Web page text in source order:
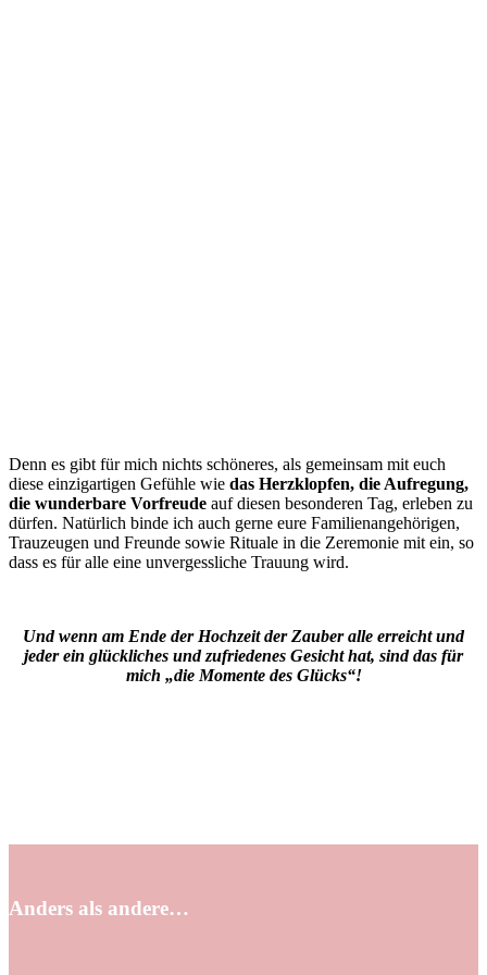
Denn es gibt für mich nichts schöneres, als gemeinsam mit euch
diese einzigartigen Gefühle wie das Herzklopfen, die Aufregung,
die wunderbare Vorfreude auf diesen besonderen Tag, erleben zu
dürfen. Natürlich binde ich auch gerne eure Familienangehörigen,
Trauzeugen und Freunde sowie Rituale in die Zeremonie mit ein, so
dass es für alle eine unvergessliche Trauung wird.
Und wenn am Ende der Hochzeit der Zauber alle erreicht und
jeder ein glückliches und zufriedenes Gesicht hat, sind das für
mich „die Momente des Glücks“!
Anders als andere…